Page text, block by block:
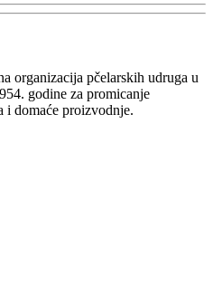
organizacija pčelarskih udruga u
godine za promicanje
i domaće proizvodnje.